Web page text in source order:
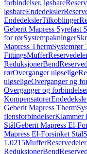
forbindelser, løsbare
løsbareEndedeksler
EndedekslerTilkoblinger
Geberit Mapress Syrefast
for rørSystempakninger
Mapress ThermSystemrør
FittingsMuffer
ReduksjonerBend
rørOverganger uløselige
uløseligeOverganger og
Overganger og
Kompensatorer
Geberit Mapress Therm
flensforbindelserKlammer
StålGeberit Mapress El-
Mapress El-Forsinket Stål
1.0215Muffer
ReduksjonerBend